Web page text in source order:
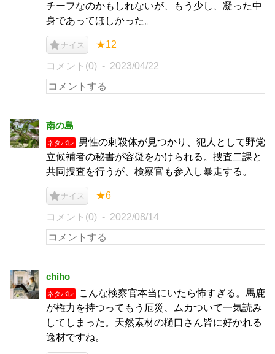
チーフなのかもしれないが、もう少し、凝った中
身であってほしかった。
ナイス ★12
コメント(0) 2023/04/22
南の島
ネタバレ
男性の刺殺体が見つかり、犯人として野党
立候補者の秘書が容疑をかけられる。捜査二課と
共同捜査を行うが、検察官も参入し暴走する。
ナイス ★6
コメント(0) 2022/08/14
chiho
ネタバレ
こんな検察官本当にいたら怖すぎる。馬鹿
が権力を持つってもう厄災、ムカついて一気読み
してしまった。天然素材の樋口さん皆に好かれる
逸材ですね。